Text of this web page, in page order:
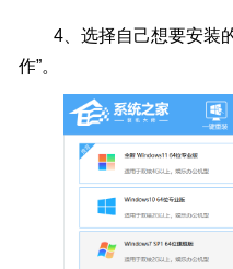
4、 选择自己想要安装
作”。